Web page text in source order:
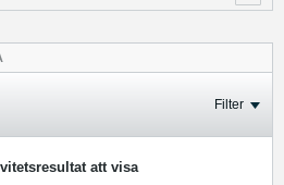
Filter
att visa